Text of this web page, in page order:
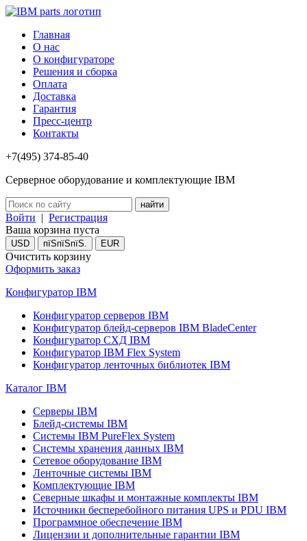
Главная
О нас
О конфигураторе
Решения и сборка
Оплата
Доставка
Гарантия
Пресс-центр
Контакты
+7(495) 374-85-40
Серверное оборудование и комплектующие IBM
Войти | Регистрация
Ваша корзина пуста
USD пїЅпїЅпїЅ. EUR
Очистить корзину
Оформить заказ
Конфигуратор IBM
Конфигуратор серверов IBM
Конфигуратор блейд-серверов IBM BladeCenter
Конфигуратор СХД IBM
Конфигуратор IBM Flex System
Конфигуратор ленточных библиотек IBM
Каталог IBM
Серверы IBM
Блейд-системы IBM
Системы IBM PureFlex System
Системы хранения данных IBM
Сетевое оборудование IBM
Ленточные системы IBM
Комплектующие IBM
Северные шкафы и монтажные комплекты IBM
Источники бесперебойного питания UPS и PDU IBM
Программное обеспечение IBM
Лицензии и дополнительные гарантии IBM